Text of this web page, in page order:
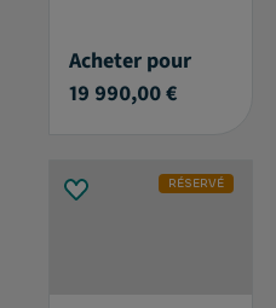
Acheter pour
19 990,00 €
RÉSERVÉ